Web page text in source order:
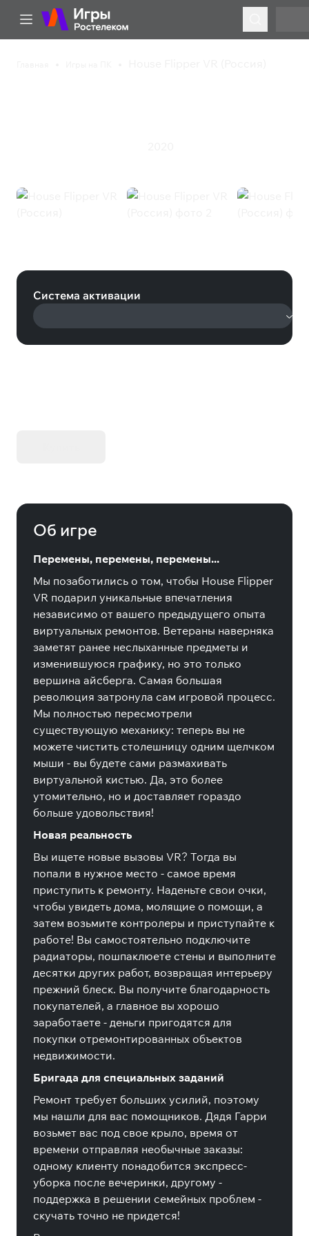
Система активации
Об игре
Перемены, перемены, перемены...
Мы позаботились о том, чтобы House Flipper
VR подарил уникальные впечатления
независимо от вашего предыдущего опыта
виртуальных ремонтов. Ветераны наверняка
заметят ранее неслыханные предметы и
изменившуюся графику, но это только
вершина айсберга. Самая большая
революция затронула сам игровой процесс.
Мы полностью пересмотрели
существующую механику: теперь вы не
можете чистить столешницу одним щелчком
мыши - вы будете сами размахивать
виртуальной кистью. Да, это более
утомительно, но и доставляет гораздо
больше удовольствия!
Новая реальность
Вы ищете новые вызовы VR? Тогда вы
попали в нужное место - самое время
приступить к ремонту. Наденьте свои очки,
чтобы увидеть дома, молящие о помощи, а
затем возьмите контролеры и приступайте к
работе! Вы самостоятельно подключите
радиаторы, пошпаклюете стены и выполните
десятки других работ, возвращая интерьеру
прежний блеск. Вы получите благодарность
покупателей, а главное вы хорошо
заработаете - деньги пригодятся для
покупки отремонтированных объектов
недвижимости.
Бригада для специальных заданий
Ремонт требует больших усилий, поэтому
мы нашли для вас помощников. Дядя Гарри
возьмет вас под свое крыло, время от
времени отправляя необычные заказы:
одному клиенту понадобится экспресс-
уборка после вечеринки, другому -
поддержка в решении семейных проблем -
скучать точно не придется!